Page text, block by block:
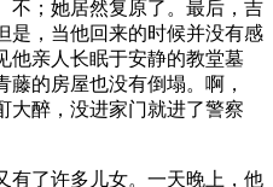
不；她居然复原了。最后，吉
是，当他回来的时候并没有感
他亲人长眠于安静的教堂墓
的房屋也没有倒塌。啊，
大醉，没进家门就进了警察
有了许多儿女。一天晚上，他